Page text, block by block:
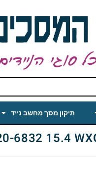
תיקון מסך מחשב נייד